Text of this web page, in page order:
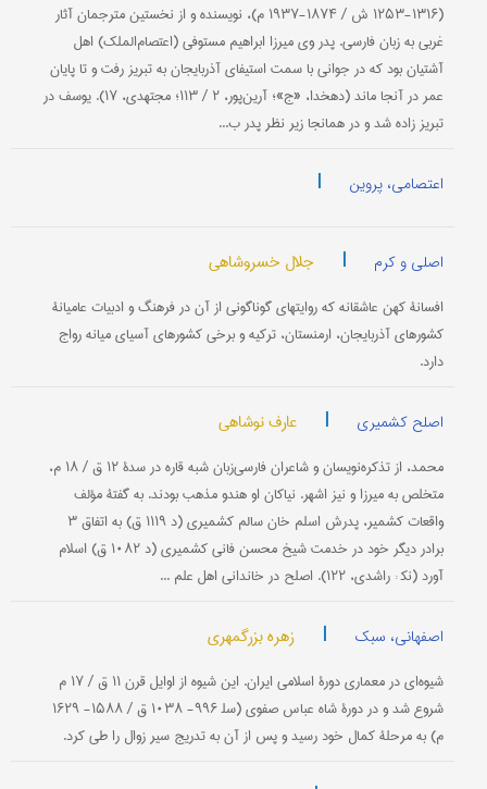
(۱۲۵۳-۱۳۱۶ ش / ۱۸۷۴-۱۹۳۷ م)، نویسنده و از نخستین مترجمان آثار
غربی به زبان فارسی. پدر وی میرزا ابراهیم مستوفی (اعتصام‌الملك) اهل
آشتیان بود كه در جوانی با سمت استیفای آذربایجان به تبریز رفت و تا پایان
عمر در آنجا ماند (دهخدا، «ج»؛ آرین‌پور، ۲ / ۱۱۳؛ مجتهدی، ۱۷). یوسف در
تبریز زاده شد و در همانجا زیر نظر پدر ب...
اعتصامی، پروین |
اصلی و کرم | جلال خسروشاهی
افسانۀ كهن عاشقانه كه روایتهای گوناگونی از آن در فرهنگ و ادبیات عامیانۀ
كشورهای آذربایجان، ارمنستان، تركیه و برخی كشورهای آسیای میانه رواج
دارد.
اصلح کشمیری | عارف نوشاهی
محمد، از تذكره‌نویسان و شاعران فارسی‌زبان شبه قاره در سدۀ ۱۲ ق / ۱۸ م،
متخلص به میرزا و نیز اشهر. نیاكان او هندو مذهب بودند. به گفتۀ مؤلف
واقعات كشمیر، پدرش اسلم خان سالم كشمیری (د ۱۱۱۹ ق) به اتفاق ۳
برادر دیگر خود در خدمت شیخ محسن فانی كشمیری (د ۱۰۸۲ ق) اسلام
آورد (نك‍ : راشدی، ۱۲۲). اصلح در خاندانی اهل علم ...
اصفهانی، سبک | زهره بزرگمهری
شیوه‌ای در معماری دورۀ اسلامی ایران. این شیوه از اوایل قرن ۱۱ ق / ۱۷ م
شروع شد و در دورۀ شاه عباس صفوی (سل‍ ۹۹۶- ۱۰۳۸ ق / ۱۵۸۸- ۱۶۲۹
م) به مرحلۀ كمال خود رسید و پس از آن به تدریج سیر زوال را طی كرد.